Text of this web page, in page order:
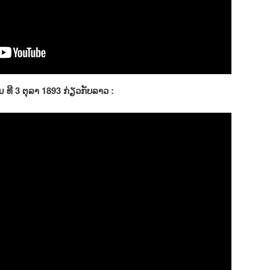
3 ຕຸລາ 1893 ກ່ຽວກັບລາວ :